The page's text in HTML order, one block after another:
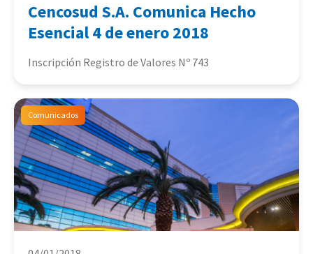
Cencosud S.A. Comunica Hecho
Esencial 4 de enero 2018
Inscripción Registro de Valores Nº 743
Comunicados